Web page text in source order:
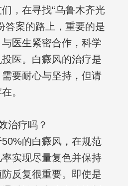
，在寻找“乌鲁木齐光
答案的路上，重要的是
医生紧密合作，科学
医。白癜风的治疗是
要耐心与坚持，但请
。
治疗吗？
的白癜风，在规范
实现尽量复色并保持
反复很重要。即使是